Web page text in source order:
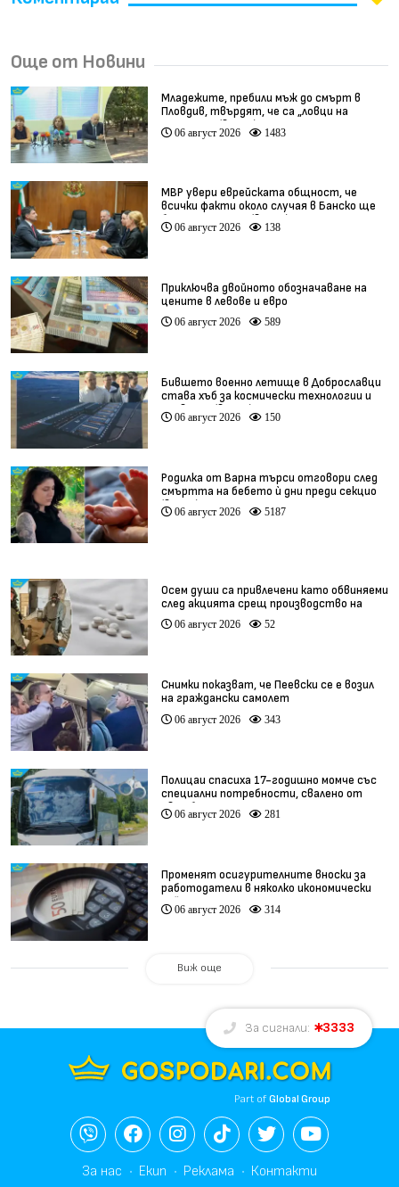
Още от Новини
Младежите, пребили мъж до смърт в
Пловдив, твърдят, че са „ловци на
педофили” (видео)
06 август 2026 1483
МВР увери еврейската общност, че
всички факти около случая в Банско ще
бъдат изяснени (видео)
06 август 2026 138
Приключва двойното обозначаване на
цените в левове и евро
06 август 2026 589
Бившето военно летище в Доброславци
става хъб за космически технологии и
иновации (видео)
06 август 2026 150
Родилка от Варна търси отговори след
смъртта на бебето ѝ дни преди секцио
(видео)
06 август 2026 5187
Осем души са привлечени като обвиняеми
след акцията срещ производство на
фентанил
06 август 2026 52
Снимки показват, че Пеевски се е возил
на граждански самолет
06 август 2026 343
Полицаи спасиха 17-годишно момче със
специални потребности, свалено от
автобус
06 август 2026 281
Променят осигурителните вноски за
работодатели в няколко икономически
дейности
06 август 2026 314
Виж още
За сигнали: 3333
Part ofGlobal Group
За нас Екип Реклама Контакти